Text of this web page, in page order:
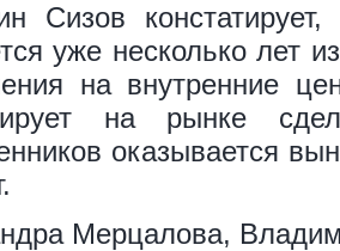
Сизов
уже несколько лет
на внутренние
на рынке
оказывается
Мерцалова,